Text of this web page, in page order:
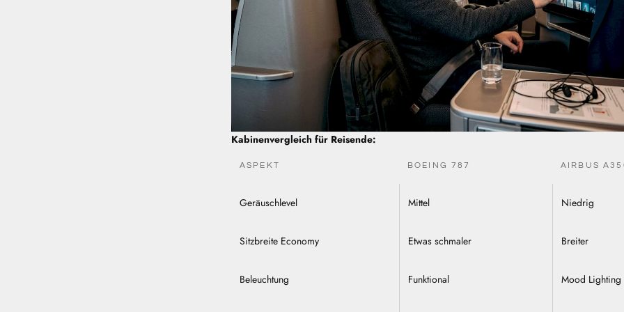
Kabinenvergleich für Reisende:
ASPEKT BOEING 787 AIRBUS
Geräuschlevel Mittel Niedrig
Sitzbreite Economy Etwas schmaler Breiter
Beleuchtung Funktional Mood Lighting